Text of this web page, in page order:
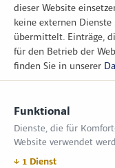
Zimper Media GmbH
Reinhardtstr. 31, 10117
Tel.: +49 (0) 30 814 50
office@kommunal.de
dieser Website
keine externen
übermittelt. Einträge,
für den Betrieb der
finden Sie in unserer
Funktional
Dienste, die für
Website verwendet
↓ 1 Dienst